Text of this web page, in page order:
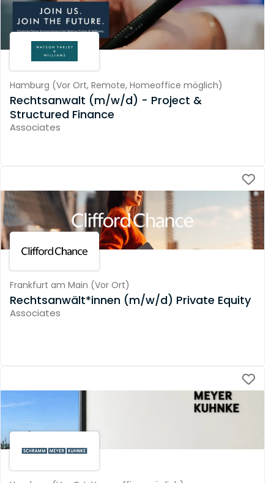
Hamburg (Vor Ort, Remote, Homeoffice möglich)
Rechtsanwalt (m/w/d) - Project &
Structured Finance
Associates
Frankfurt am Main (Vor Ort)
Rechtsanwält*innen (m/w/d) Private Equity
Associates